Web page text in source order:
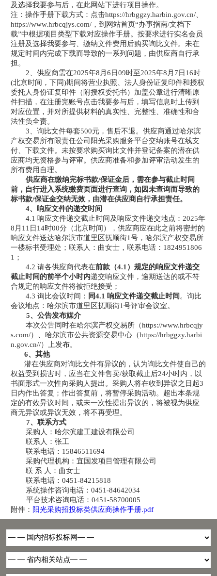
及选择我要参与后，在此网站下进行项目操作。
注：操作手册下载方式：点击https://hrbggzy.harbin.gov.cn/、
https://www.hrbcqjys.com/，到网站首页“办事指南/文档下
载”中根据项目类型下载对应操作手册。 按要求进行实名会员
注册及选择我要参与、缴纳文件费用后购买询比文件。未在
规定时间内完成下载而导致的一系列问题，由供应商自行承
担。
2、 供应商需在2025年8 月 6 日09时至2025年8 月 7 日 16时
(北京时间，下同)期间将营业执照、法人身份证复印件和授权
委托人身份证复印件（附授权委托书）加盖公章进行清晰原
件扫描，在注册完账号点击我要参与后，填写信息时上传到
对应位置，并对所提供材料的真实性、完整性、准确性和合
法性负全责。
3、 询比文件每套500元，售后不退。 供应商通过哈尔滨
产权交易所有限责任公司阳光采购服务平台交纳账号在线支
付、下载文件。未按要求购买询比文件并登记备案的潜在供
应商均无资格参与评审。 供应商准备和参加评审活动发生的
所有费用自理。
供应商在缴纳完标书款/保证金后，需在参与截止时间
前，自行进入系统缴费页面进行查询，如因未查询而导致的
标书款/保证金交纳无效，由潜在供应商自行承担责任。
4、响应文件的递交时间
4.1 响应文件递交截止时间及响应文件递交地点： 2025年
8 月 11 日 14时00分（北京时间）， 供应商应在此之前将密封的
响应文件送达哈尔滨市道里区抚顺街1号，哈尔滨产权交易所
一楼标书受理处 ；联系人： 曲女士 ，联系电话： 1824951806
1 ；
4.2 请各供应商代表在前款（4.1）规定的响应文件递交
截止时间的前半个小时内递交响应文件，逾期送达的或不符
合规定的响应文件将被拒绝接受；
4.3 询比会议时间： 同4.1 响应文件递交截止时间 。 询比
会议地点： 哈尔滨市道里区抚顺街1号评审会议室。
5、公告发布媒介
本次公告同时在哈尔滨产权交易所（https://www.hrbcqjy
s.com/）、哈尔滨市公共资源交易中心（https://hrbggzy.harbi
n.gov.cn//）上发布。
6、其他
潜在供应商对询比文件有异议的， 认为询比文件使自己的
权益受到损害时，应当在文件售卖/获取截止后24小时内，以
书面形式一次性向采购人提出。采购人将在收到异议之日起3
日内作出答复；作出答复前，将暂停采购活动。超出本条规
定的有效异议时间，或未一次性提出异议的，将被视为供应
商无异议或异议无效，将不再受理。
7、联系方式
采购人：哈尔滨建工建设有限公司
联系人： 张工
联系电话： 15846511694
采购代理机构： 宜国发项目管理有限公司
联 系 人： 曲女士
联系电话： 0451-84215818
系统操作咨询电话： 0451-84642034
平台技术咨询电话： 0451-58700005
附件： 阳光采购招投标类供应商操作手册.pdf